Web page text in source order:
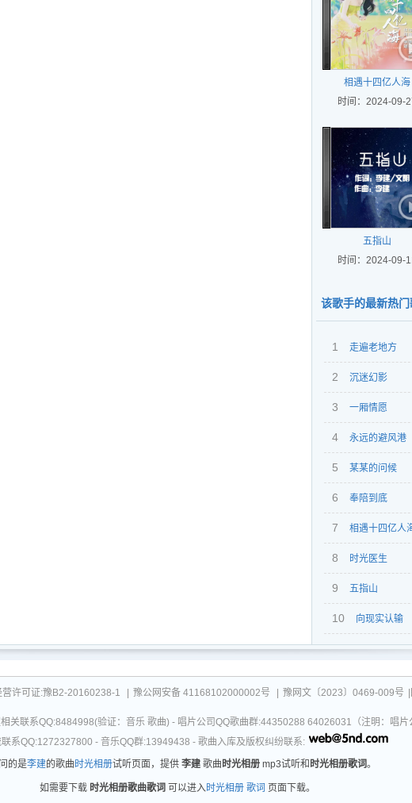
相遇十四亿人海
时间：2024-09-
五指山
时间：2024-09-
该歌手的最新热门
1
走遍老地方
2
沉迷幻影
3
一厢情愿
4
永远的避风港
5
某某的问候
6
奉陪到底
7
相遇十四亿人
8
时光医生
9
五指山
10
向现实认输
许可证:豫B2-20160238-1 豫公网安备 41168102000002号 豫网文〔2023〕0469-009号
关联系QQ:8484998(验证：音乐 歌曲) - 唱片公司QQ歌曲群:44350288 64026031（注明：唱片
系QQ:1272327800 - 音乐QQ群:13949438 - 歌曲入库及版权纠纷联系:
的是李建的歌曲时光相册试听页面，提供 李建歌曲时光相册mp3试听和 时光相册歌词。
如需要下载 时光相册歌曲歌词 可以进入时光相册 歌词 页面下载。